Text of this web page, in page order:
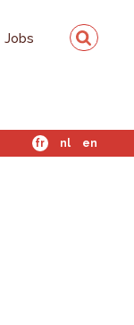
Jobs
fr nl en